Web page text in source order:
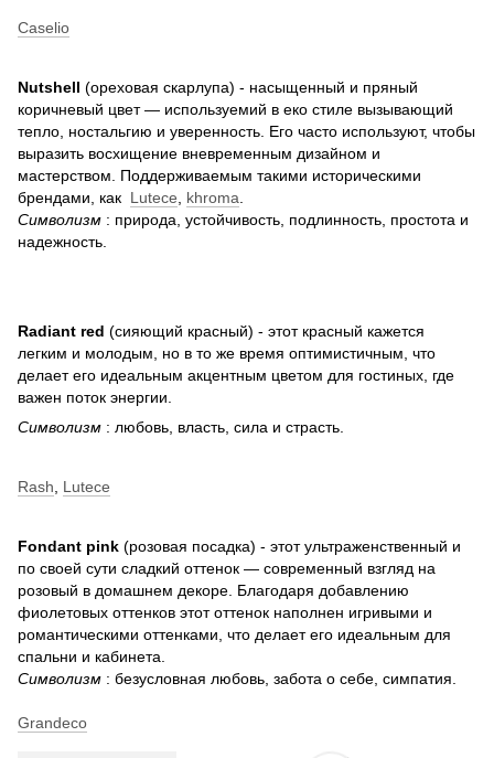
Caselio
Nutshell (ореховая скарлупа) - насыщенный и пряный
коричневый цвет — используемий в еко стиле вызывающий
тепло, ностальгию и уверенность. Его часто используют, чтобы
выразить восхищение вневременным дизайном и
мастерством. Поддерживаемым такими историческими
брендами, как Lutece, khroma.
Символизм : природа, устойчивость, подлинность, простота и
надежность.
Radiant red (сияющий красный) - этот красный кажется
легким и молодым, но в то же время оптимистичным, что
делает его идеальным акцентным цветом для гостиных, где
важен поток энергии.
Символизм : любовь, власть, сила и страсть.
Rash, Lutece
Fondant pink (розовая посадка) - этот ультраженственный и
по своей сути сладкий оттенок — современный взгляд на
розовый в домашнем декоре. Благодаря добавлению
фиолетовых оттенков этот оттенок наполнен игривыми и
романтическими оттенками, что делает его идеальным для
спальни и кабинета.
Символизм : безусловная любовь, забота о себе, симпатия.
Grandeco